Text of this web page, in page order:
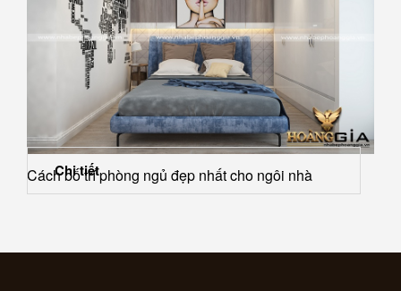
Cách bố trí phòng ngủ đẹp nhất cho ngôi nhà
Chi tiết